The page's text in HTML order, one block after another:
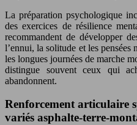
La préparation psychologique
des exercices de résilience
recommandent de développer
l’ennui, la solitude et les
les longues journées de marche
distingue souvent ceux qui
abandonnent.
Renforcement articulaire
variés asphalte-terre-